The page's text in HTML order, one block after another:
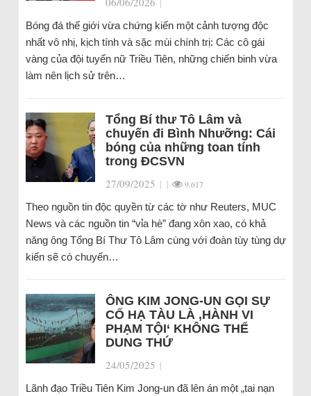
Bóng đá thế giới vừa chứng kiến một cảnh tượng độc
nhất vô nhị, kịch tính và sặc mùi chính trị: Các cô gái
vàng của đội tuyển nữ Triều Tiên, những chiến binh vừa
làm nên lịch sử trên…
Tổng Bí thư Tô Lâm và
chuyến đi Bình Nhưỡng: Cái
bóng của những toan tính
trong ĐCSVN
27/09/2025 | | 9.617
Theo nguồn tin độc quyền từ các tờ như Reuters, MUC
News và các nguồn tin “vỉa hè” đang xôn xao, có khả
năng ông Tổng Bí Thư Tô Lâm cùng với đoàn tùy tùng dự
kiến sẽ có chuyến…
ÔNG KIM JONG-UN GỌI SỰ
CỐ HẠ TÀU LÀ ‚HÀNH VI
PHẠM TỘI‘ KHÔNG THỂ
DUNG THỨ
24/05/2025 |
Lãnh đạo Triều Tiên Kim Jong-un đã lên án một „tai nạn